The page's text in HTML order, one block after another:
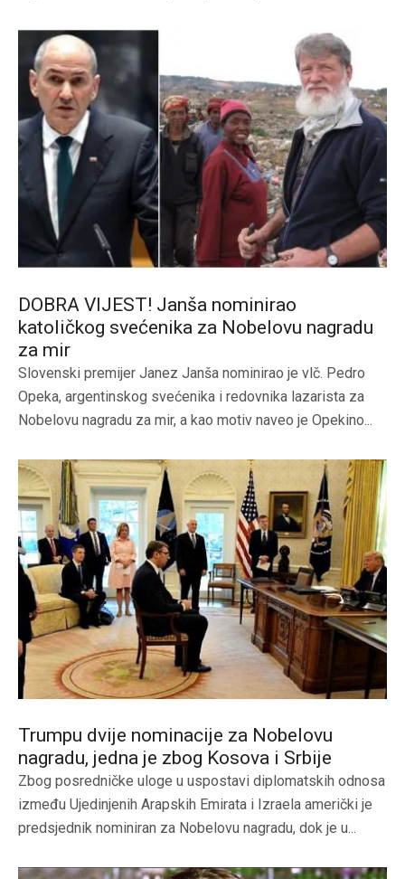
DOBRA VIJEST! Janša nominirao
katoličkog svećenika za Nobelovu nagradu
za mir
Slovenski premijer Janez Janša nominirao je vlč. Pedro
Opeka, argentinskog svećenika i redovnika lazarista za
Nobelovu nagradu za mir, a kao motiv naveo je Opekino...
Trumpu dvije nominacije za Nobelovu
nagradu, jedna je zbog Kosova i Srbije
Zbog posredničke uloge u uspostavi diplomatskih odnosa
između Ujedinjenih Arapskih Emirata i Izraela američki je
predsjednik nominiran za Nobelovu nagradu, dok je u...